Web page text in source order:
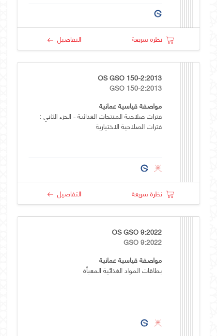
نظرة سريعة التفاصيل
OS GSO 150-2:2013
GSO 150-2:2013
مواصفة قياسية عمانية
فترات صلاحية المنتجات الغذائية - الجزء الثاني :
فترات الصلاحية الاختيارية
نظرة سريعة التفاصيل
OS GSO 9:2022
GSO 9:2022
مواصفة قياسية عمانية
بطاقات المواد الغذائية المعبأة